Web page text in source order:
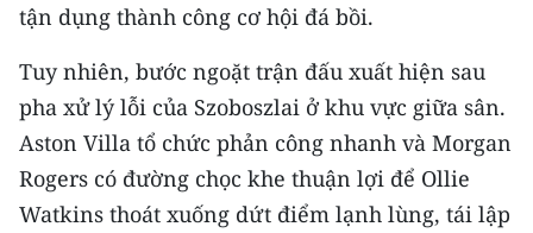
VỀ BÁO NHÂN DÂN
THỜI NAY
NHÂN DÂN CUỐI TUẦN
NHÂN DÂN HẰNG THÁNG
tận dụng thành công cơ hội đá bồi.
Tuy nhiên, bước ngoặt trận đấu xuất hiện sau
pha xử lý lỗi của Szoboszlai ở khu vực giữa sân.
Aston Villa tổ chức phản công nhanh và Morgan
Rogers có đường chọc khe thuận lợi để Ollie
Watkins thoát xuống dứt điểm lạnh lùng, tái lập